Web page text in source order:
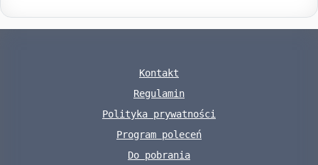
Kontakt
Regulamin
Polityka prywatności
Program poleceń
Do pobrania